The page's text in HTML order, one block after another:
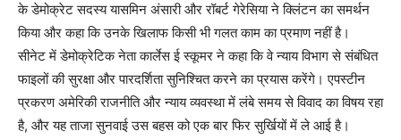
के डेमोक्रेट सदस्य यासमिन अंसारी और रॉबर्ट गेरेसिया ने क्लिंटन का समर्थन
किया और कहा कि उनके खिलाफ किसी भी गलत काम का प्रमाण नहीं है।
सीनेट में डेमोक्रेटिक नेता कार्लेस ई स्कूमर ने कहा कि वे न्याय विभाग से संबंधित
फाइलों की सुरक्षा और पारदर्शिता सुनिश्चित करने का प्रयास करेंगे। एपस्टीन
प्रकरण अमेरिकी राजनीति और न्याय व्यवस्था में लंबे समय से विवाद का विषय रहा
है, और यह ताजा सुनवाई उस बहस को एक बार फिर सुर्खियों में ले आई है।